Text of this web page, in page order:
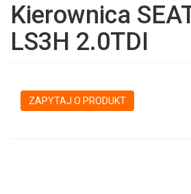
Kierownica
LS3H 2.0TDI
ZAPYTAJ O PRODUKT